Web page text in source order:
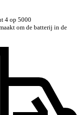
4 op 5000
om de batterij in de